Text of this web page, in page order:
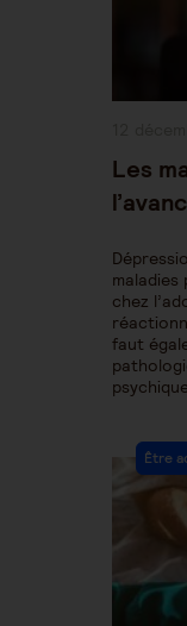
Les
maladies
chez
faut
Post
Être